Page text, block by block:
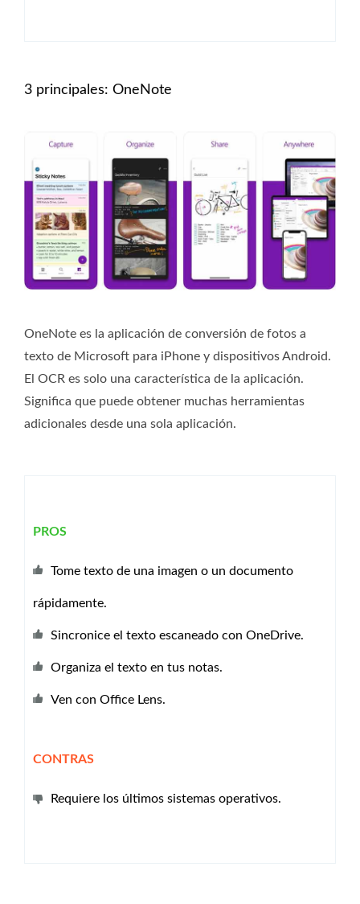
3 principales: OneNote
OneNote es la aplicación de conversión de fotos a
texto de Microsoft para iPhone y dispositivos Android.
El OCR es solo una característica de la aplicación.
Significa que puede obtener muchas herramientas
adicionales desde una sola aplicación.
PROS
Tome texto de una imagen o un documento
rápidamente.
Sincronice el texto escaneado con OneDrive.
Organiza el texto en tus notas.
Ven con Office Lens.
CONTRAS
Requiere los últimos sistemas operativos.